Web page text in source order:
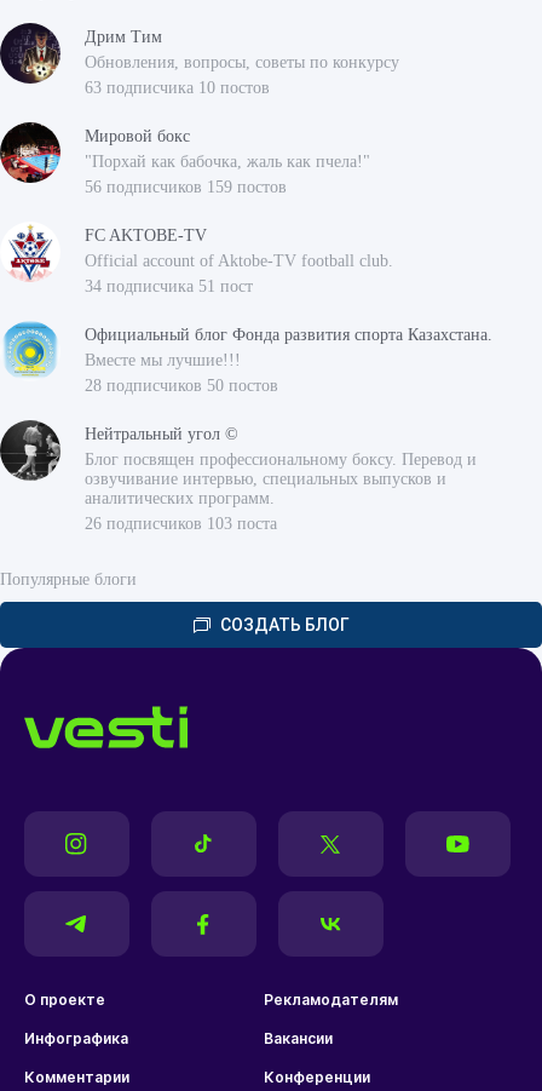
Дрим Тим
Обновления, вопросы, советы по конкурсу
63 подписчика 10 постов
Мировой бокс
"Порхай как бабочка, жаль как пчела!"
56 подписчиков 159 постов
FC AKTOBE-TV
Official account of Aktobe-TV football club.
34 подписчика 51 пост
Официальный блог Фонда развития спорта Казахстана.
Вместе мы лучшие!!!
28 подписчиков 50 постов
Нейтральный угол ©
Блог посвящен профессиональному боксу. Перевод и
озвучивание интервью, специальных выпусков и
аналитических программ.
26 подписчиков 103 поста
Популярные блоги
СОЗДАТЬ БЛОГ
О проекте Рекламодателям
Инфографика Вакансии
Комментарии Конференции